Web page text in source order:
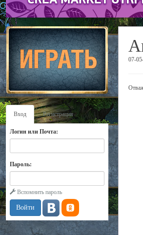
Вход Регистрация
Логин или Почта:
Пароль:
Вспомнить пароль
07-